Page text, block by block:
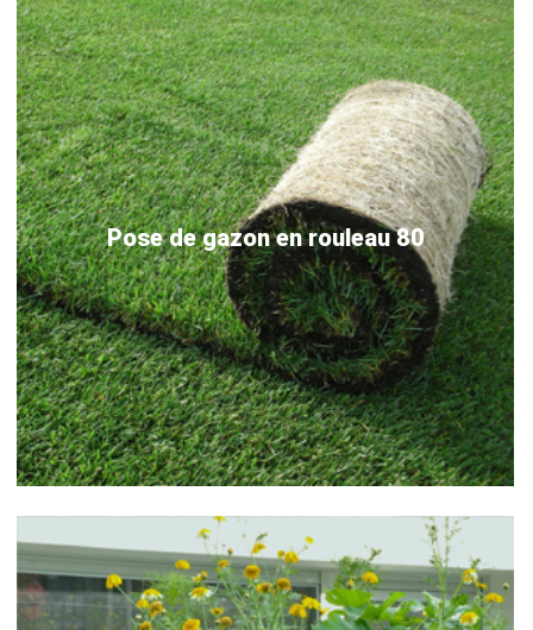
Pose de gazon en rouleau 80